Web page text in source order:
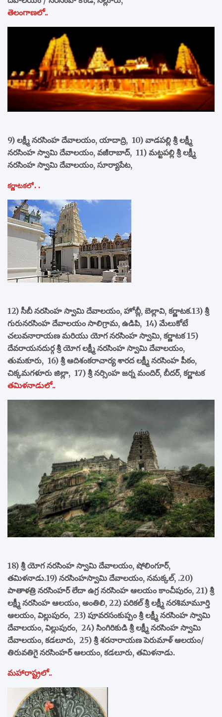
తెలంగాణలో..
9) లక్ష్మీ నరసింహ దేవాలయం, యాదాద్రి, 10) వాడపల్లి శ్రీ లక్ష్మీ
నరసింహ స్వామి దేవాలయం, వజీరాబాద్, 11) మట్టపల్లి శ్రీ లక్ష్మీ
నరసింహ స్వామి దేవాలయం, సూర్యాపేట,
కర్ణాటకలో..
12) సీబీ నరసింహ స్వామి దేవాలయం, హోబ్లీ, బెల్లావి, కర్ణాటక.13) శ్రీ
గురునరసింహ దేవాలయం సాలిగ్రామ, ఉడిపి, 14) మేలుకోటే
చలువనారాయణ మరియు యోగ నరసింహ స్వామి, కర్ణాటక 15)
దేవరాయనదుర్గ శ్రీ యోగ లక్ష్మీ నరసింహ స్వామి దేవాలయం,
తుమకూరు, 16) శ్రీ ఆదిశంకరాచార్య శారద లక్ష్మీ నరసింహ పీఠం,
చిక్కమగళూరు జిల్లా, 17) శ్రీ నర్సింహ జర్న మందిర్, బీదర్, కర్ణాటక
తమిళనాడులో..
18) శ్రీ యోగ నరసింహ స్వామి దేవాలయం, షోలింగూర్,
తమిళనాడు.19) నరసింహస్వామి దేవాలయం, నమక్కల్, .20)
పాతాళత్రి నరసింహర్ లేదా ఉగ్ర నరసింహ ఆలయం కాంచీపురం, 21) శ్రీ
లక్ష్మీ నరసింహ ఆలయం, అంతిలి, 22) పరికల్ శ్రీ లక్ష్మీ నరశిమామూర్తి
ఆలయం, విల్లుపురం, 23) పూవరసంకుప్పం శ్రీ లక్ష్మీ నరసింహ స్వామి
దేవాలయం, విల్లుపురం, 24) సింగిరికుడి శ్రీ లక్ష్మీ నరసింహ స్వామి
దేవాలయం, కడలూరు, 25) శ్రీ శరనారాయణ పెరుమాళ్ ఆలయం/
తిరువతిగై నరసింహర్ ఆలయం, కడలూరు, తమిళనాడు.
మహారాష్ట్రలో..